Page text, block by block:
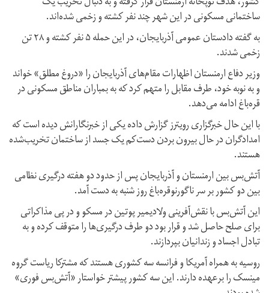
ساختمانی مسکونی در این شهر چند نفر کشته و زخمی شده‌اند.
به گفته دادستان عمومی آذربایجان، در این حمله ۵ نفر کشته و ۲۸ تن
زخمی شدند.
وزیر دفاع ارمنستان اظهارات مقام‌های آذربایجان را «دروغ مطلق» خواند
و به نوبه خود، طرف مقابل را متهم کرد که به بمباران مناطق مسکونی در
قره‌باغ ادامه می‌دهد.
با این حال خبرگزاری رویترز گزارش داده یکی از خبرنگارانش دیده است که
امدادگران در حال بیرون بردن دست‌کم یک جسد از ساختمان تخریب‌شده
هستند.
آتش‌بس بین ارمنستان و آذربایجان پس از حدود دو هفته درگیری نظامی
بین دو کشور بر سر ناگورنوقره‌باغ روز شنبه به دست آمد.
این آتش‌بس با نقش‌آفرینی ولادیمیر پوتین در مسکو و در پی مذاکراتی
برای صلح حاصل شد و قرار بود دو طرف درگیری‌ها را متوقف کرده و به
تبادل اجساد و زندانیان بپردازند.
روسیه به همراه آمریکا و فرانسه سه کشوری هستند که مشترکا ریاست گروه
مینسک را برعهده دارند. این سه کشور پیشتر خواستار «آتش‌بس فوری»